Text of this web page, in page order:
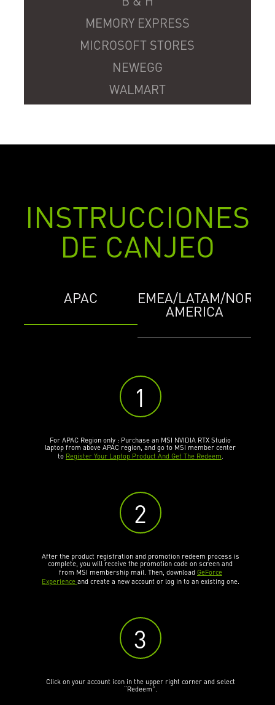
MEMORY EXPRESS
MICROSOFT STORES
NEWEGG
WALMART
INSTRUCCIONES
DE CANJEO
APAC
1
For APAC Region only : Purchase an MSI NVIDIA RTX Studio
laptop from above APAC region, and go to MSI member center
to Register Your Laptop Product And Get The Redeem
2
After the product registration and promotion redeem process is
complete, you will receive the promotion code on screen and
from MSI membership mail. Then, download GeForce
Experience and create a new account or log in to an existing one.
3
Click on your account icon in the upper right corner and select
“Redeem”.
EMEA/LATAM/NORTH
AMERICA